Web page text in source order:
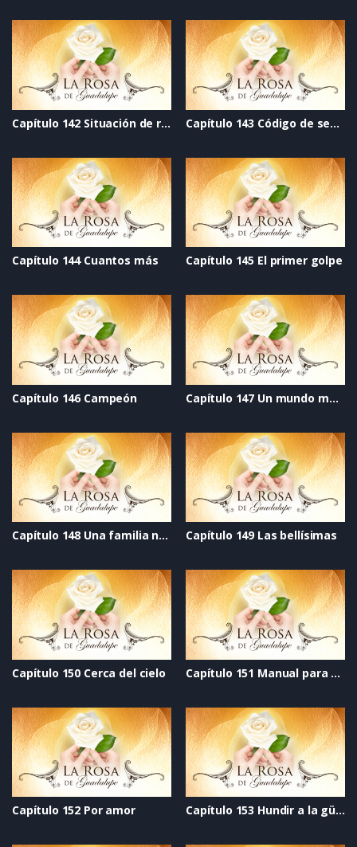
Capítulo 142 Situación de riesgo Capítulo 143 Código de seguridad
Capítulo 144 Cuantos más Capítulo 145 El primer golpe
Capítulo 146 Campeón Capítulo 147 Un mundo mejor
Capítulo 148 Una familia nueva Capítulo 149 Las bellísimas
Capítulo 150 Cerca del cielo Capítulo 151 Manual para pedir permiso para tener novio
Capítulo 152 Por amor Capítulo 153 Hundir a la güera